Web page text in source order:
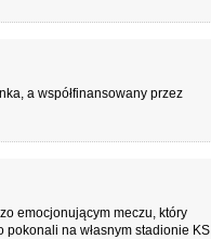
a współfinansowany przez
emocjonującym meczu, który
na własnym stadionie KS